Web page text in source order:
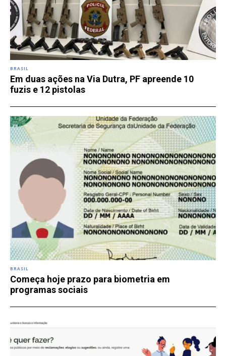
BRASIL
Em duas ações na Via Dutra, PF apreende 10
fuzis e 12 pistolas
BRASIL
Começa hoje prazo para biometria em
programas sociais